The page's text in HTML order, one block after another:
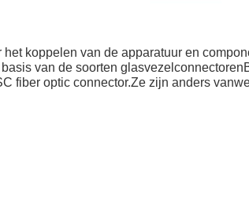
koppelen van de apparatuur en
van de soorten
fiber optic connector.Ze zijn anders